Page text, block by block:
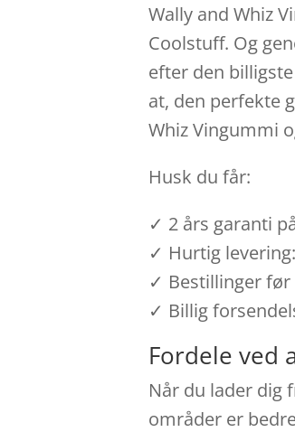
Wally and Whiz
Coolstuff. Og
efter den
at, den perfekte
Whiz Vingummi
Husk du får:
✓ 2 års garanti
✓ Hurtig
✓ Bestillinger før
✓ Billig
Fordele ved
Når du lader dig
områder er